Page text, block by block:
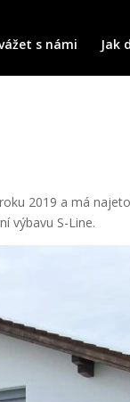
s námi Jak
2019 a má
výbavu S-Line.